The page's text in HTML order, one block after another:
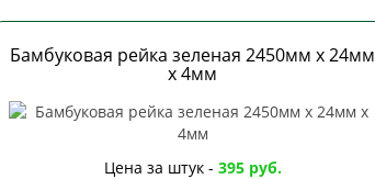
Бамбуковая рейка зеленая 2450мм х 24мм
х 4мм
Цена за штук - 395 руб.